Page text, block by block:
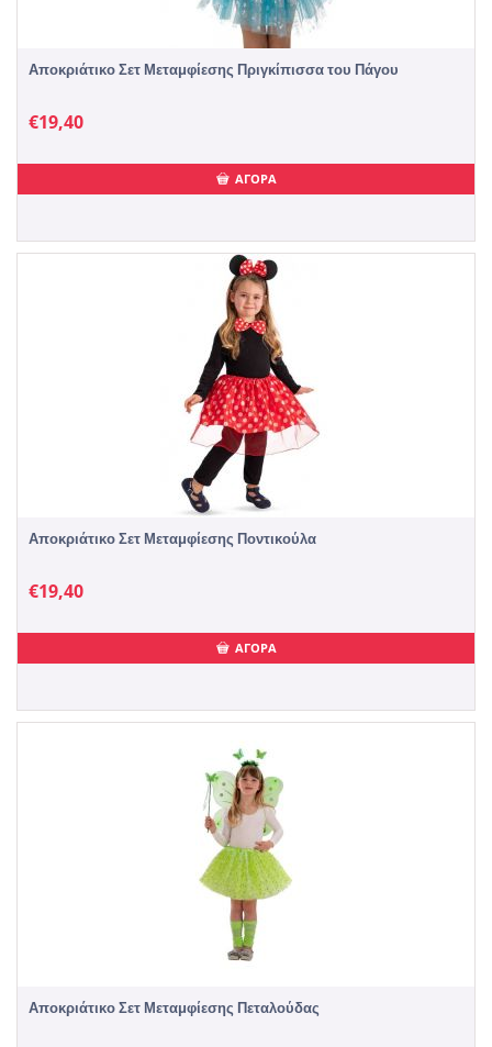
Αποκριάτικο Σετ Μεταμφίεσης Πριγκίπισσα του Πάγου
€19,40
ΑΓΟΡΑ
Αποκριάτικο Σετ Μεταμφίεσης Ποντικούλα
€19,40
ΑΓΟΡΑ
Αποκριάτικο Σετ Μεταμφίεσης Πεταλούδας